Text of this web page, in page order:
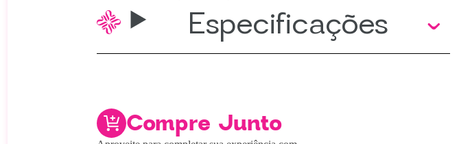
Especificações
Compre Junto